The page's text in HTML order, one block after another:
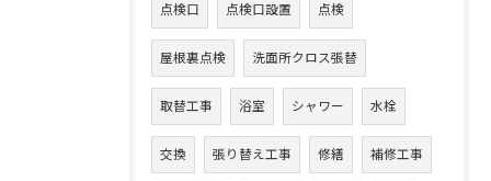
点検口 点検口設置 点検
屋根裏点検 洗面所クロス張替
取替工事 浴室 シャワー 水栓
交換 張り替え工事 修繕 補修工事